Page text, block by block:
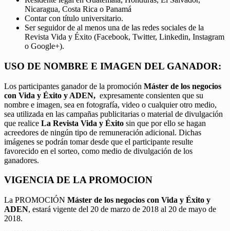
Nicaragua, Costa Rica o Panamá
Contar con título universitario.
Ser seguidor de al menos una de las redes sociales de la
Revista Vida y Éxito (Facebook, Twitter, Linkedin, Instagram
o Google+).
USO DE NOMBRE E IMAGEN DEL GANADOR:
Los participantes ganador de la promoción Máster de los negocios
con Vida y Éxito y ADEN, expresamente consienten que su
nombre e imagen, sea en fotografía, video o cualquier otro medio,
sea utilizada en las campañas publicitarias o material de divulgación
que realice La Revista Vida y Éxito sin que por ello se hagan
acreedores de ningún tipo de remuneración adicional. Dichas
imágenes se podrán tomar desde que el participante resulte
favorecido en el sorteo, como medio de divulgación de los
ganadores.
VIGENCIA DE LA PROMOCION
La PROMOCIÓN Máster de los negocios con Vida y Éxito y
ADEN, estará vigente del 20 de marzo de 2018 al 20 de mayo de
2018.